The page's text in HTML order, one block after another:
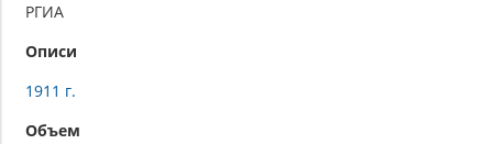
РГИА
Описи
1911 г.
Объем